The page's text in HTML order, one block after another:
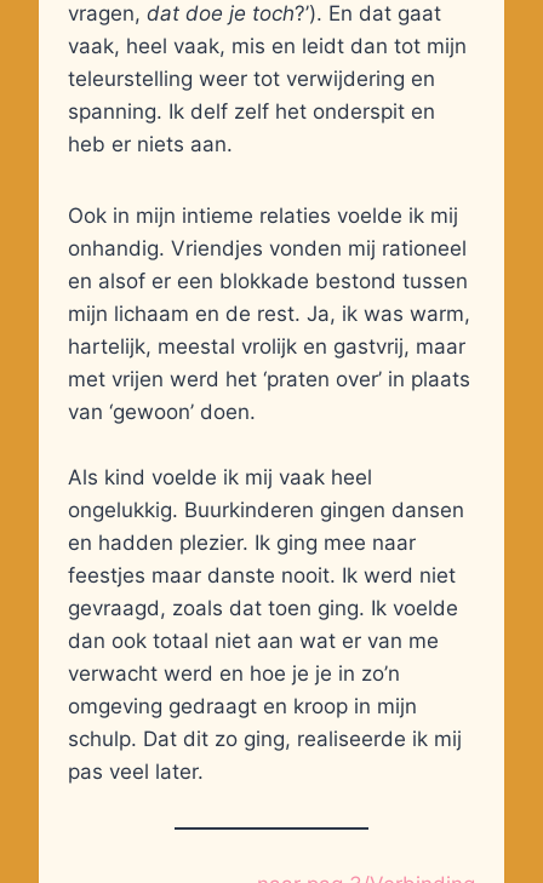
vragen, dat doe je toch?’). En dat gaat
vaak, heel vaak, mis en leidt dan tot mijn
teleurstelling weer tot verwijdering en
spanning. Ik delf zelf het onderspit en
heb er niets aan.
Ook in mijn intieme relaties voelde ik mij
onhandig. Vriendjes vonden mij rationeel
en alsof er een blokkade bestond tussen
mijn lichaam en de rest. Ja, ik was warm,
hartelijk, meestal vrolijk en gastvrij, maar
met vrijen werd het ‘praten over’ in plaats
van ‘gewoon’ doen.
Als kind voelde ik mij vaak heel
ongelukkig. Buurkinderen gingen dansen
en hadden plezier. Ik ging mee naar
feestjes maar danste nooit. Ik werd niet
gevraagd, zoals dat toen ging. Ik voelde
dan ook totaal niet aan wat er van me
verwacht werd en hoe je je in zo’n
omgeving gedraagt en kroop in mijn
schulp. Dat dit zo ging, realiseerde ik mij
pas veel later.